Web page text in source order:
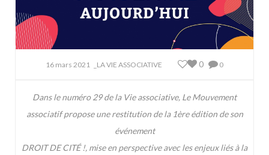
16 mars 2021 _LA VIE ASSOCIATIVE 0
0
Dans le numéro 29 de la Vie associative, Le Mouvement
associatif propose une restitution de la 1ère édition de son
événement
DROIT DE CITÉ !, mise en perspective avec les enjeux liés à la